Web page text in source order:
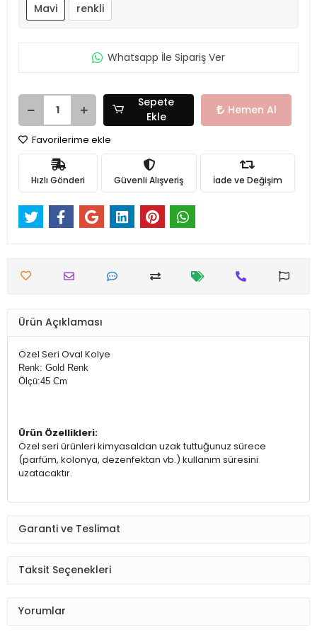
Mavi
renkli
Whatsapp İle Sipariş Ver
Sepete
Ekle
Hemen Al
Favorilerime ekle
Hızlı Gönderi Güvenli Alışveriş İade ve Değişim
Ürün Açıklaması
Özel Seri Oval Kolye
Renk: Gold Renk
Ölçü:45 Cm
Ürün Özellikleri:
Özel seri ürünleri kimyasaldan uzak tuttuğunuz sürece
(parfüm, kolonya, dezenfektan vb.) kullanım süresini
uzatacaktır.
Garanti ve Teslimat
Taksit Seçenekleri
Yorumlar